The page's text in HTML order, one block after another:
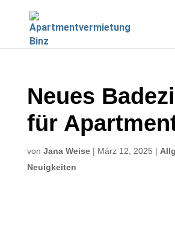
Neues
für
von Jana Weise| März 12, 2025 |
Neuigkeiten